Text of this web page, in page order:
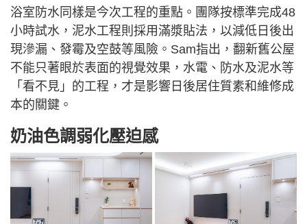
浴室防水同樣是今次工程的重點。團隊按標準完成48
小時試水，泥水工程則採用滿漿貼法，以減低日後出
現滲漏、發霉及空鼓等風險。Sam指出，翻新舊公屋
不能只著眼於表面的視覺效果，水電、防水及泥水等
「看不見」的工程，才是影響日後居住質素和維修成
本的關鍵。
奶油色調弱化壓迫感